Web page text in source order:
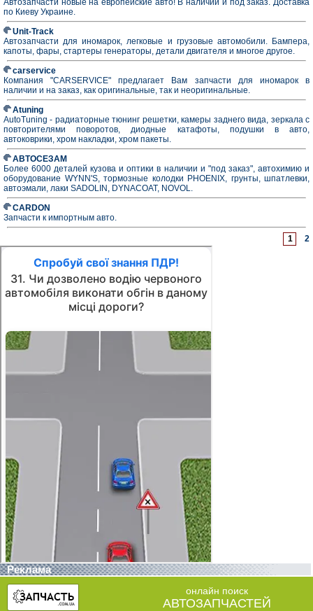
Автозапчасти новые на европейские авто! В наличии и под заказ. Доставка
по Киеву Украине.
Unit-Track
Автозапчасти для иномарок, легковые и грузовые автомобили. Бампера,
капоты, фары, стартеры генераторы, детали двигателя и многое другое.
carservice
Компания "CARSERVICE" предлагает Вам запчасти для иномарок в
наличии и на заказ, как оригинальные, так и неоригинальные.
Atuning
AutoTuning - радиаторные тюнинг решетки, камеры заднего вида, зеркала с
повторителями поворотов, диодные катафоты, подушки в авто,
автоковрики, хром накладки, хром пакеты.
АВТОСЕЗАМ
Более 6000 деталей кузова и оптики в наличии и "под заказ", автохимию и
оборудование WYNN'S, тормозные колодки PHOENIX, грунты, шпатлевки,
автоэмали, лаки SADOLIN, DYNACOAT, NOVOL.
CARDON
Запчасти к импортным авто.
1 2
Реклама
онлайн поиск
АВТОЗАПЧАСТЕЙ